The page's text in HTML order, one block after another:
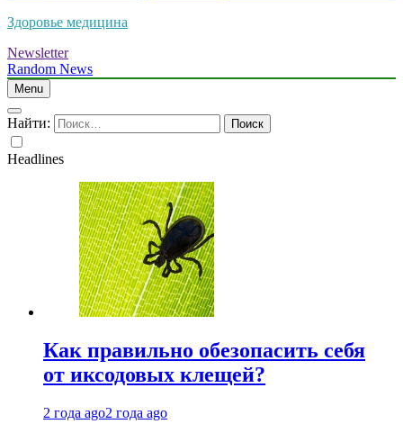
Здоровье медицина
Newsletter
Random News
Menu
Найти:
Headlines
Как правильно обезопасить себя
от иксодовых клещей?
2 года ago2 года ago